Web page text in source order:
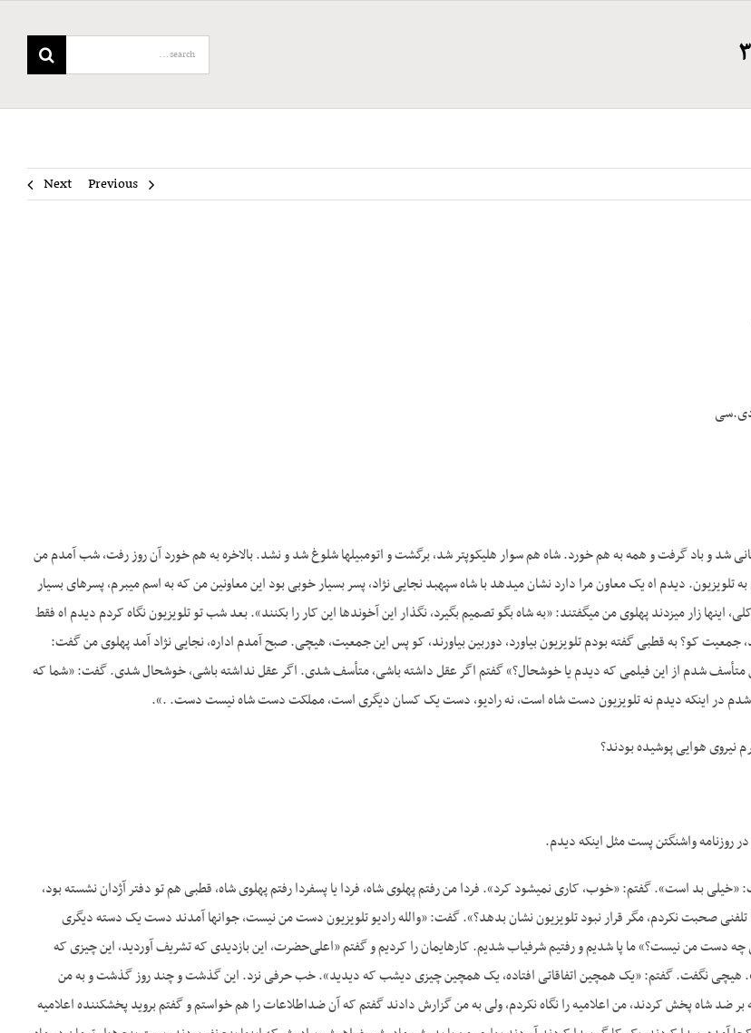
Search
for:
Previous
Next
دی.سی
شد و باد گرفت و همه به هم خورد. شاه هم سوار هلیکوپتر شد، برگشت و اتومبیل­ها شلوغ شد و نشد. بالاخره به هم خورد آن روز رفت، شب آمدم من
تلویزیون. دیدم اه یک معاون مرا دارد نشان می­دهد با شاه سپهبد نجایی ­نژاد، پسر بسیار خوبی بود این معاونین من که به اسم می­برم، پسرهای بسیار
اینها زار می­زدند پهلوی من می­گفتند: «به شاه بگو تصمیم بگیرد، نگذار این آخوندها این کار را بکنند». بعد شب تو تلویزیون نگاه کردم دیدم اه فقط
جمعیت کو؟ به قطبی گفته بودم تلویزیون بیاورد، دوربین بیاورند، کو پس این جمعیت، هیچی. صبح آمدم اداره، نجایی ­نژاد آمد پهلوی من گفت:
متأسف شدم از این فیلمی که دیدم یا خوشحال؟» گفتم اگر عقل داشته باشی، متأسف شدی. اگر عقل نداشته باشی، خوشحال شدی. گفت: «شما که
در اینکه دیدم نه تلویزیون دست شاه است، نه رادیو، دست یک کسان دیگری است، مملکت دست شاه نیست دست. .».
نیروی هوایی پوشیده بودند؟
روزنامه واشنگتن پست مثل اینکه دیدم.
بد است». گفتم: «خوب، کاری نمی­شود کرد». فردا من رفتم پهلوی شاه، فردا یا پس­فردا رفتم پهلوی شاه، قطبی هم تو دفتر آژدان نشسته بود،
صحبت نکردم، مگر قرار نبود تلویزیون نشان بدهد؟». گفت: «والله رادیو تلویزیون دست من نیست، جوان­ها آمدند دست یک دسته دیگری
دست من نیست؟» ما پا شدیم و رفتیم شرفیاب شدیم. کارهایمان را کردیم و گفتم «اعلی‌حضرت، این بازدیدی که تشریف آوردید، این چیزی که
هیچی نگفت. گفتم: «یک همچین اتفاقاتی افتاده، یک همچین چیزی دیشب که دیدید». خب حرفی نزد. این گذشت و چند روز گذشت و به من
بر ضد شاه پخش کردند، من اعلامیه را نگاه نکردم، ولی به من گزارش دادند گفتم که آن ضداطلاعات را هم خواستم و گفتم بروید پخش­کننده اعلامیه